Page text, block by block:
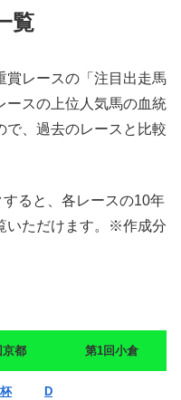
覧
賞レースの「注目出走馬
ースの上位人気馬の血統
で、過去のレースと比較
ると、各レースの10年
いただけます。※作成分
京都 第1回小倉
D